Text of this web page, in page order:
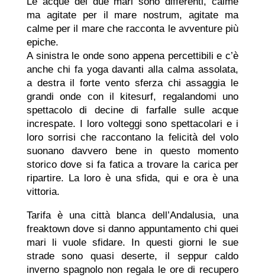
ma agitate per il mare nostrum, agitate ma
calme per il mare che racconta le avventure più
epiche.
A sinistra le onde sono appena percettibili e c’è
anche chi fa yoga davanti alla calma assolata,
a destra il forte vento sferza chi assaggia le
grandi onde con il kitesurf, regalandomi uno
spettacolo di decine di farfalle sulle acque
increspate. I loro volteggi sono spettacolari e i
loro sorrisi che raccontano la felicità del volo
suonano davvero bene in questo momento
storico dove si fa fatica a trovare la carica per
ripartire. La loro è una sfida, qui e ora è una
vittoria.
Tarifa è una città blanca dell’Andalusia, una
freaktown dove si danno appuntamento chi quei
mari li vuole sfidare. In questi giorni le sue
strade sono quasi deserte, il seppur caldo
inverno spagnolo non regala le ore di recupero